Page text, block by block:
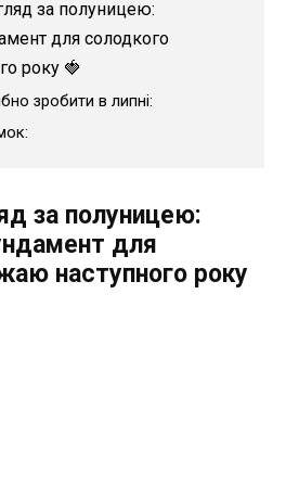
за полуницею:
для солодкого
року 🍓
зробити в липні:
за полуницею:
для
наступного року